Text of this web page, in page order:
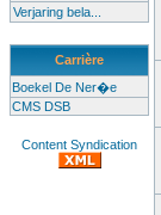
Verjaring bela...
Carrière
Boekel De Ner�e
CMS DSB
Content Syndication